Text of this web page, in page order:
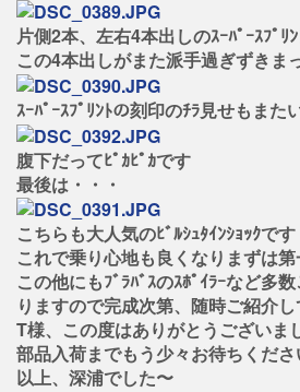
片側2本、左右4本出しのｽｰﾊﾟｰｽﾌﾟﾘ
この4本出しがまた派手過ぎずきま
ｽｰﾊﾟｰｽﾌﾟﾘﾝﾄの刻印のﾁﾗ見せもまた
腹下だってﾋﾟｶﾋﾟｶです
最後は・・・
こちらも大人気のﾋﾞﾙｼｭﾀｲﾝｼｮｯｸです
これで乗り心地も良くなりまずは
この他にもﾌﾞﾗﾊﾞｽのｽﾎﾟｲﾗｰなど多
りますので完成次第、随時ご紹介
T様、この度はありがとうございま
部品入荷までもう少々お待ちくださ
以上、深浦でした〜